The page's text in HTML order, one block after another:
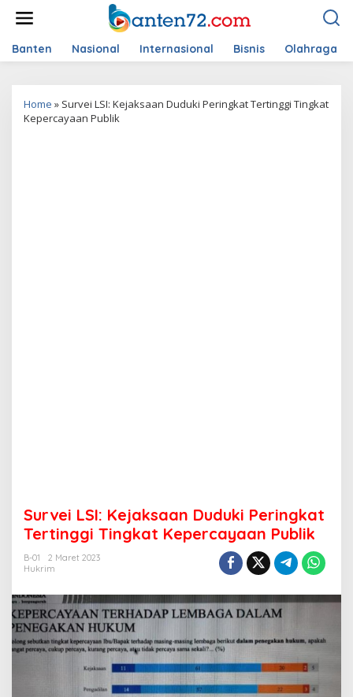
t
Banten Nasional Internasional Bisnis Olahraga
Home » Survei LSI: Kejaksaan Duduki Peringkat Tertinggi Tingkat
Kepercayaan Publik
Survei LSI: Kejaksaan Duduki Peringkat
Tertinggi Tingkat Kepercayaan Publik
B-01
2 Maret 2023
Hukrim